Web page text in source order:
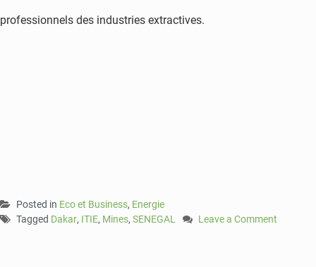
professionnels des industries extractives.
Posted in Eco et Business, Energie
Tagged Dakar, ITIE, Mines, SENEGAL
Leave a Comment